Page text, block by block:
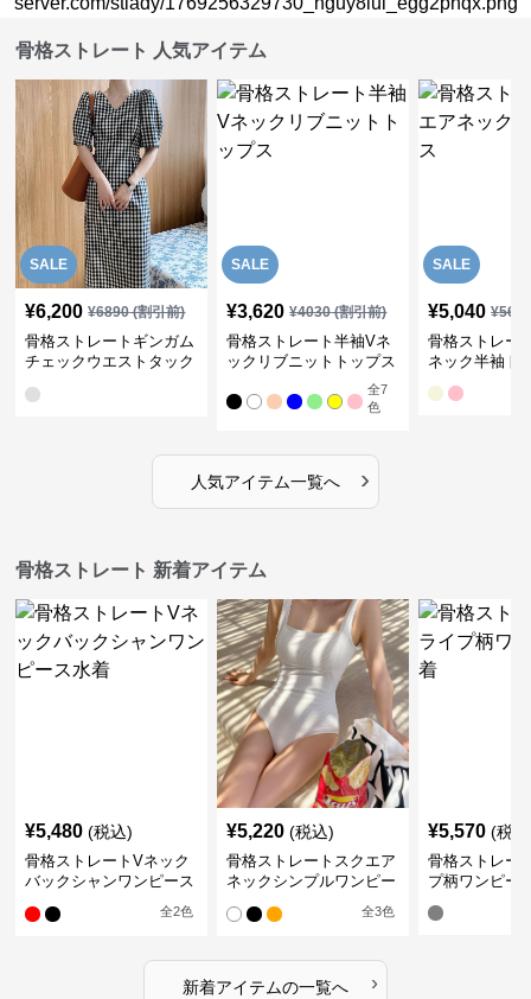
骨格ストレート 人気アイテム
SALE
¥6,200 ¥6890(割引前)
骨格ストレートギンガム
チェックウエストタック
SALE
¥3,620 ¥4030(割引前)
骨格ストレート半袖Vネ
ックリブニットトップス
全7
色
SALE
¥5,040 ¥
骨格ストレー
ネック半袖ト
人気アイテム一覧へ ›
骨格ストレート 新着アイテム
¥5,480 (税込)
骨格ストレートVネック
バックシャンワンピース
全2色
¥5,220 (税込)
骨格ストレートスクエア
ネックシンプルワンピー
全3色
¥5,570 (税
骨格ストレー
プ柄ワンピー
新着アイテムの一覧へ ›